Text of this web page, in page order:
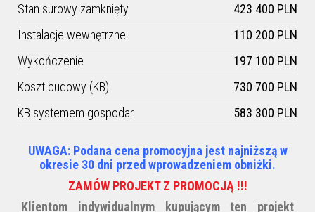
Stan surowy zamknięty
423 400 PLN
Instalacje wewnętrzne
110 200 PLN
Wykończenie
197 100 PLN
Koszt budowy (KB)
730 700 PLN
KB systemem gospodar.
583 300 PLN
UWAGA: Podana cena promocyjna jest najniższą w
okresie 30 dni przed wprowadzeniem obniżki.
ZAMÓW PROJEKT Z PROMOCJĄ !!!
Klientom indywidualnym kupującym ten projekt